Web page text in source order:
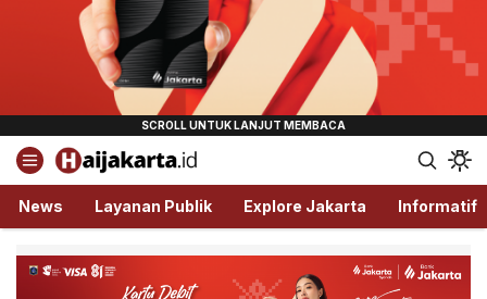
Haijakarta.id
Semua Tentang Jakarta Ada Disini!
News Layanan Publik Explore Jakarta Informatif